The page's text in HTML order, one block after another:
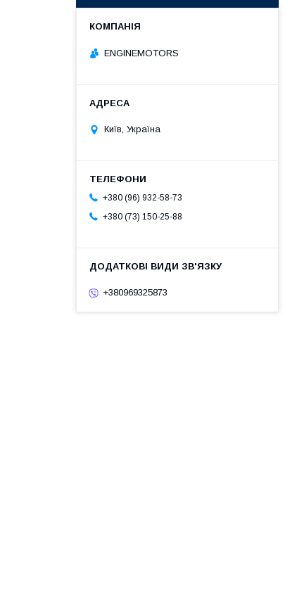
ENGINEMOTORS
Київ, Україна
+380 (96) 932-58-73
+380 (73) 150-25-88
+380969325873